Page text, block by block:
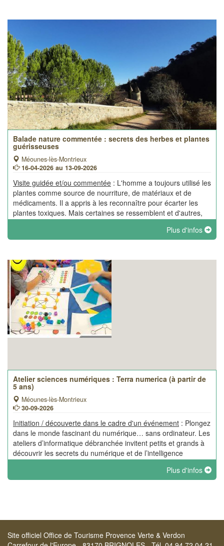
Balade nature commentée : secrets des herbes et plantes
guérisseuses
Méounes-lès-Montrieux
16-04-2026 au 13-09-2026
Visite guidée et/ou commentée : L'homme a toujours utilisé les
plantes comme source de nourriture, de matériaux et de
médicaments. Il a appris à les reconnaître pour écarter les
plantes toxiques. Mais certaines se ressemblent et d'autres,
Plus d'infos
Atelier sciences numériques : Terra numerica (à partir de
5 ans)
Méounes-lès-Montrieux
30-09-2026
Initiation / découverte dans le cadre d'un événement : Plongez
dans le monde fascinant du numérique… sans ordinateur. Les
ateliers d’informatique débranchée invitent petits et grands à
découvrir les secrets du numérique et de l’intelligence
Plus d'infos
Site officiel Office de Tourisme Provence Verte & Verdon